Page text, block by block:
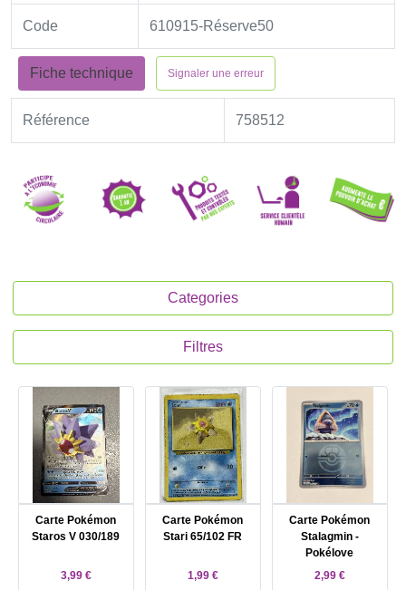
Code 610915-Réserve50
Fiche technique Signaler une erreur
Référence 758512
Categories
Filtres
Carte Pokémon
Staros V 030/189
3,99 €
Carte Pokémon
Stari 65/102 FR
1,99 €
Carte Pokémon
Stalagmin -
Pokélove
2,99 €